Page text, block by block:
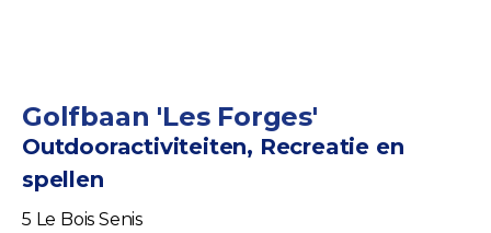
Golfbaan 'Les Forges'
Outdooractiviteiten, Recreatie en
spellen
5 Le Bois Senis